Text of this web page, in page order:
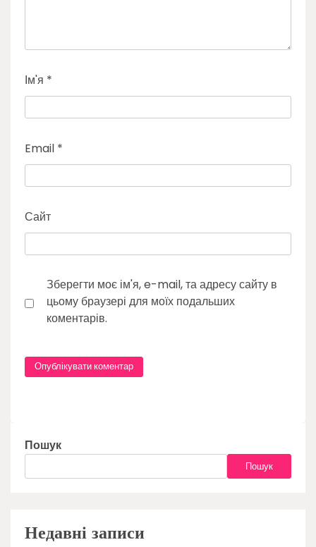
Ім'я *
Email *
Сайт
Зберегти моє ім'я, e-mail, та адресу сайту в
цьому браузері для моїх подальших
коментарів.
Пошук
Пошук
Недавні записи